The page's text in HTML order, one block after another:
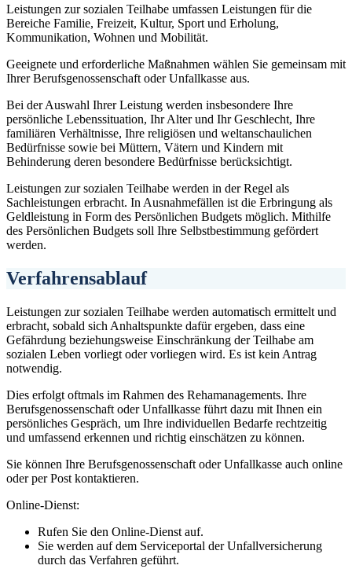
Leistungen zur sozialen Teilhabe umfassen Leistungen für die
Bereiche Familie, Freizeit, Kultur, Sport und Erholung,
Kommunikation, Wohnen und Mobilität.
Geeignete und erforderliche Maßnahmen wählen Sie gemeinsam mit
Ihrer Berufsgenossenschaft oder Unfallkasse aus.
Bei der Auswahl Ihrer Leistung werden insbesondere Ihre
persönliche Lebenssituation, Ihr Alter und Ihr Geschlecht, Ihre
familiären Verhältnisse, Ihre religiösen und weltanschaulichen
Bedürfnisse sowie bei Müttern, Vätern und Kindern mit
Behinderung deren besondere Bedürfnisse berücksichtigt.
Leistungen zur sozialen Teilhabe werden in der Regel als
Sachleistungen erbracht. In Ausnahmefällen ist die Erbringung als
Geldleistung in Form des Persönlichen Budgets möglich. Mithilfe
des Persönlichen Budgets soll Ihre Selbstbestimmung gefördert
werden.
Verfahrensablauf
Leistungen zur sozialen Teilhabe werden automatisch ermittelt und
erbracht, sobald sich Anhaltspunkte dafür ergeben, dass eine
Gefährdung beziehungsweise Einschränkung der Teilhabe am
sozialen Leben vorliegt oder vorliegen wird. Es ist kein Antrag
notwendig.
Dies erfolgt oftmals im Rahmen des Rehamanagements. Ihre
Berufsgenossenschaft oder Unfallkasse führt dazu mit Ihnen ein
persönliches Gespräch, um Ihre individuellen Bedarfe rechtzeitig
und umfassend erkennen und richtig einschätzen zu können.
Sie können Ihre Berufsgenossenschaft oder Unfallkasse auch online
oder per Post kontaktieren.
Online-Dienst:
Rufen Sie den Online-Dienst auf.
Sie werden auf dem Serviceportal der Unfallversicherung
durch das Verfahren geführt.